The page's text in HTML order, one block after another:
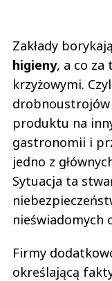
Zakłady
higieny, a co za
krzyżowymi.
drobnoustrojów
produktu na
gastronomii i
jedno z
Sytuacja ta
nieświadomych
Firmy
określającą